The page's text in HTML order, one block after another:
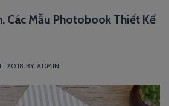
Các Mẫu Photobook Thiết Kế
2018 BY ADMIN